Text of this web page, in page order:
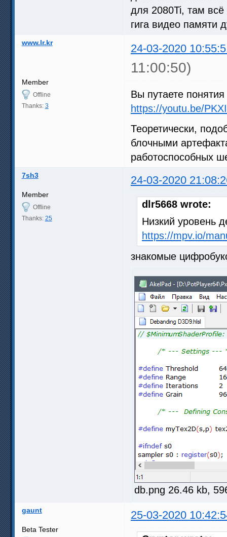
для 2080Ti, там всё
гига видео памяти
www.lr.kr 24-03-2020
11:00:50)
Member
Offline
Thanks: 3
Вы путаете
https://youtu.be/
Теоретически,
блочными
работоспособных
7sh3 24-03-2020
Member
Offline
Thanks: 25
dlr5668 wrote:
Низкий уровень
https://mpv.io/
знакомые
db.png 26.46 kb,
gaunt 25-03-2020
Beta Tester